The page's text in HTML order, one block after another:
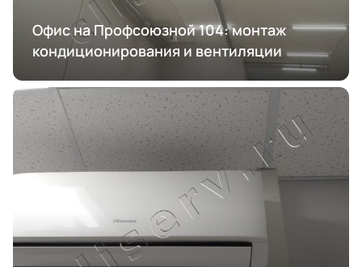
Офис на Профсоюзной 104: монтаж
кондиционирования и вентиляции